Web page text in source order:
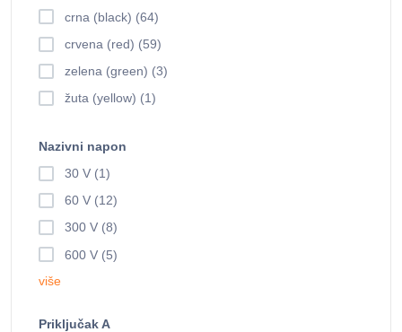
crna (black) (64)
crvena (red) (59)
zelena (green) (3)
žuta (yellow) (1)
Nazivni napon
30 V (1)
60 V (12)
300 V (8)
600 V (5)
više
Priključak A